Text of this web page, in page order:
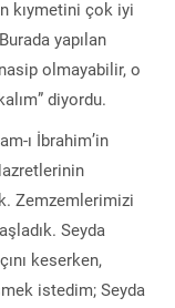
kıymetini çok iyi
yapılan
olmayabilir, o
diyordu.
ı İbrahim’in
Zemzemlerimizi
Seyda
keserken,
istedim; Seyda